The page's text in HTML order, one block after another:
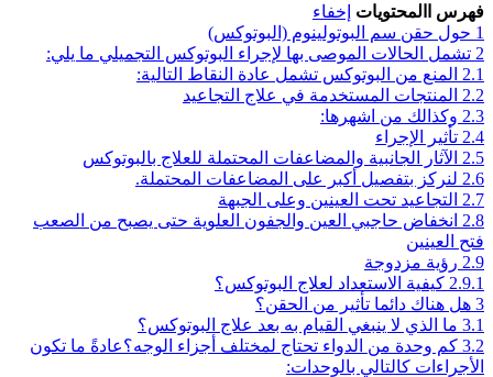
فهرس االمحتويات إخفاء
1 حول حقن سم البوتولينوم (البوتوكس)
2 تشمل الحالات الموصى بها لإجراء البوتوكس التجميلي ما يلي:
2.1 المنع من البوتوكس تشمل عادة النقاط التالية:
2.2 المنتجات المستخدمة في علاج التجاعيد
2.3 وكذالك من اشهرها:
2.4 تأثير الإجراء
2.5 الآثار الجانبية والمضاعفات المحتملة للعلاج بالبوتوكس
2.6 لنركز بتفصيل أكبر على المضاعفات المحتملة.
2.7 التجاعيد تحت العينين وعلى الجبهة
2.8 انخفاض حاجبي العين والجفون العلوية حتى يصبح من الصعب
فتح العينين
2.9 رؤية مزدوجة
2.9.1 كيفية الاستعداد لعلاج البوتوكس؟
3 هل هناك دائما تأثير من الحقن؟
3.1 ما الذي لا ينبغي القيام به بعد علاج البوتوكس؟
3.2 كم وحدة من الدواء تحتاج لمختلف أجزاء الوجه؟عادةً ما تكون
الأجراءات كالتالي بالوحدات: